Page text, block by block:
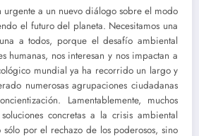
a un nuevo diálogo sobre el modo
el futuro del planeta. Necesitamos una
a todos, porque el desafío ambiental
humanas, nos interesan y nos impactan a
mundial ya ha recorrido un largo y
numerosas agrupaciones ciudadanas
Lamentablemente, muchos
concretas a la crisis ambiental
sólo por el rechazo de los poderosos, sino